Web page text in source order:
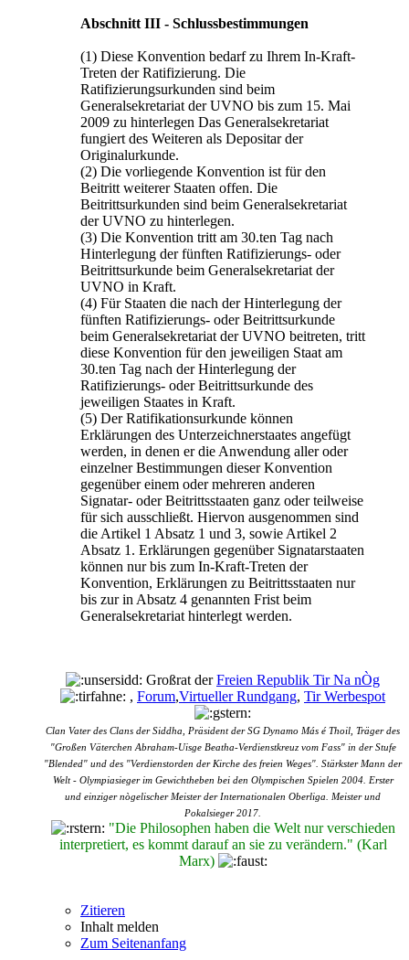
Abschnitt III - Schlussbestimmungen
(1) Diese Konvention bedarf zu Ihrem In-Kraft-
Treten der Ratifizierung. Die
Ratifizierungsurkunden sind beim
Generalsekretariat der UVNO bis zum 15. Mai
2009 zu hinterlegen Das Generalsekretariat
fungiert des Weiteren als Depositar der
Originalurkunde.
(2) Die vorliegende Konvention ist für den
Beitritt weiterer Staaten offen. Die
Beitrittsurkunden sind beim Generalsekretariat
der UVNO zu hinterlegen.
(3) Die Konvention tritt am 30.ten Tag nach
Hinterlegung der fünften Ratifizierungs- oder
Beitrittsurkunde beim Generalsekretariat der
UVNO in Kraft.
(4) Für Staaten die nach der Hinterlegung der
fünften Ratifizierungs- oder Beitrittsurkunde
beim Generalsekretariat der UVNO beitreten, tritt
diese Konvention für den jeweiligen Staat am
30.ten Tag nach der Hinterlegung der
Ratifizierungs- oder Beitrittsurkunde des
jeweiligen Staates in Kraft.
(5) Der Ratifikationsurkunde können
Erklärungen des Unterzeichnerstaates angefügt
werden, in denen er die Anwendung aller oder
einzelner Bestimmungen dieser Konvention
gegenüber einem oder mehreren anderen
Signatar- oder Beitrittsstaaten ganz oder teilweise
für sich ausschließt. Hiervon ausgenommen sind
die Artikel 1 Absatz 1 und 3, sowie Artikel 2
Absatz 1. Erklärungen gegenüber Signatarstaaten
können nur bis zum In-Kraft-Treten der
Konvention, Erklärungen zu Beitrittsstaaten nur
bis zur in Absatz 4 genannten Frist beim
Generalsekretariat hinterlegt werden.
Großrat derFreien Republik Tir Na nÒg
, Forum,Virtueller Rundgang, Tir Werbespot
Clan Vater des Clans der Siddha, Präsident der SG Dynamo Más é Thoil, Träger des
"Großen Väterchen Abraham-Uisge Beatha-Verdienstkreuz vom Fass" in der Stufe
"Blended" und des "Verdienstorden der Kirche des freien Weges". Stärkster Mann der
Welt - Olympiasieger im Gewichtheben bei den Olympischen Spielen 2004. Erster
und einziger nògelischer Meister der Internationalen Oberliga. Meister und
Pokalsieger 2017.
"Die Philosophen haben die Welt nur verschieden
interpretiert, es kommt darauf an sie zu verändern." (Karl
Marx)
Zitieren
Inhalt melden
Zum Seitenanfang